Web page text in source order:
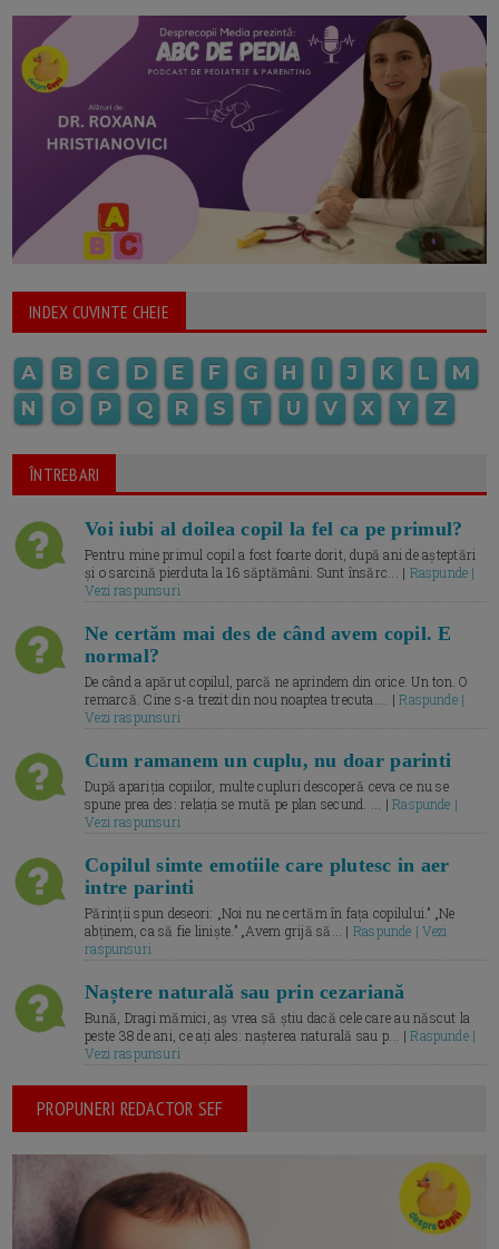
INDEX CUVINTE CHEIE
A B C D E F G H I J K L
M
N
O P Q R S T U V X Y Z
ÎNTREBARI
Voi iubi al doilea copil la fel ca pe primul?
Pentru mine primul copil a fost foarte dorit, după ani de așteptări
și o sarcină pierduta la 16 săptămâni. Sunt însărc... | Raspunde |
Vezi raspunsuri
Ne certăm mai des de când avem copil. E
normal?
De când a apărut copilul, parcă ne aprindem din orice. Un ton. O
remarcă. Cine s-a trezit din nou noaptea trecuta.... |Raspunde |
Vezi raspunsuri
Cum ramanem un cuplu, nu doar parinti
După apariția copiilor, multe cupluri descoperă ceva ce nu se
spune prea des: relația se mută pe plan secund. ... |Raspunde |
Vezi raspunsuri
Copilul simte emotiile care plutesc in aer
intre parinti
Părinții spun deseori: „Noi nu ne certăm în fața copilului.” „Ne
abținem, ca să fie liniște.” „Avem grijă să... | Raspunde | Vezi
raspunsuri
Naștere naturală sau prin cezariană
Bună, Dragi mămici, aș vrea să știu dacă cele care au născut la
peste 38 de ani, ce ați ales: nașterea naturală sau p... |Raspunde |
Vezi raspunsuri
PROPUNERI REDACTOR SEF